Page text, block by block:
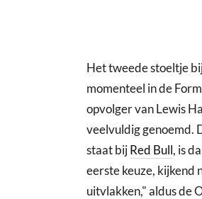
Het tweede stoeltje
momenteel in de
opvolger van Lewis
veelvuldig genoemd.
staat bijRed Bull, is
eerste keuze, kijkend
uitvlakken," aldus de